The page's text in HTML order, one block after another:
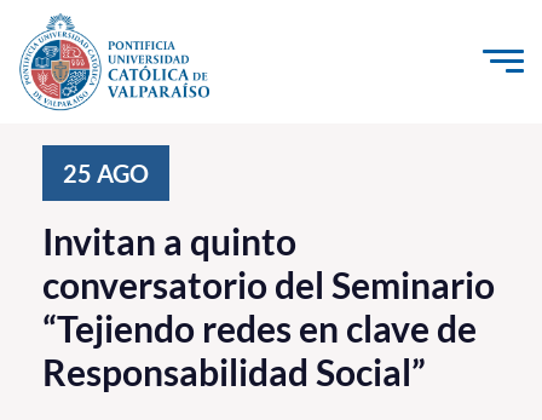
Click acá para ir directamente al contenido
Investigación, Creación e Innovación
PUCV Internacional
Vinculación con el Medio
Admisión
25 AGO
Invitan a quinto
conversatorio del Seminario
“Tejiendo redes en clave de
Responsabilidad Social”